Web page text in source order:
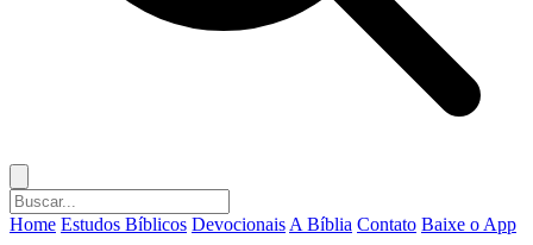
Home Estudos Bíblicos Devocionais A Bíblia Contato Baixe o App